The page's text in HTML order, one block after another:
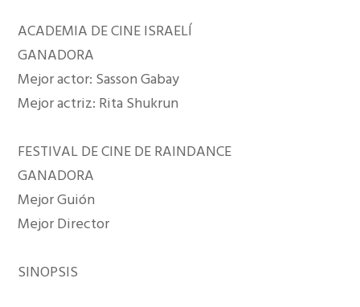
ACADEMIA DE CINE ISRAELÍ
GANADORA
Mejor actor: Sasson Gabay
Mejor actriz: Rita Shukrun
FESTIVAL DE CINE DE RAINDANCE
GANADORA
Mejor Guión
Mejor Director
SINOPSIS